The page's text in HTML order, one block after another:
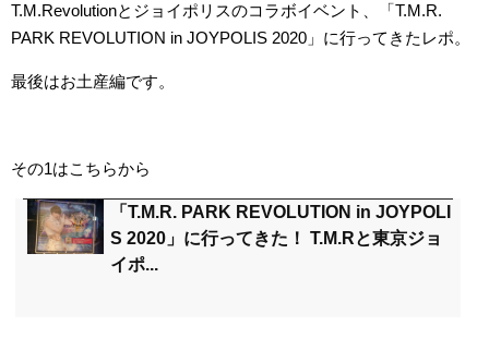
T.M.Revolutionとジョイポリスのコラボイベント、「T.M.R.
PARK REVOLUTION in JOYPOLIS 2020」に行ってきたレポ。
最後はお土産編です。
その1はこちらから
「T.M.R. PARK REVOLUTION in JOYPOLI
S 2020」に行ってきた！ T.M.Rと東京ジョ
イポ...